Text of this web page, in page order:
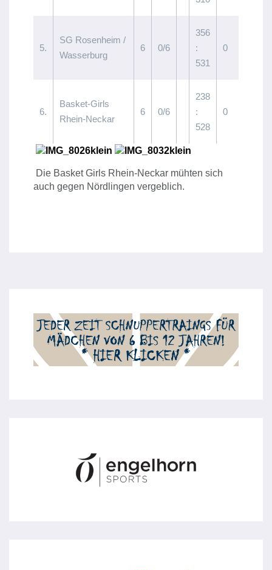
5.
SG Rosenheim /
Wasserburg
6 0/6
356
:
531
0
6.
Basket-Girls
Rhein-Neckar
6 0/6
238
:
528
0
Die Basket Girls Rhein-Neckar mühten sich
auch gegen Nördlingen vergeblich.